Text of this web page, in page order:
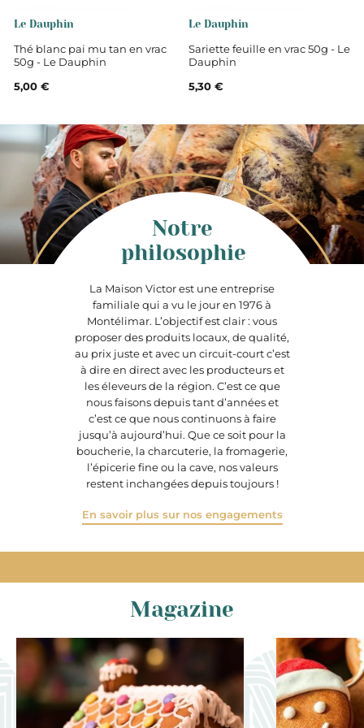
Le Dauphin
Thé blanc pai mu tan en vrac
50g - Le Dauphin
5,00 €
Le Dauphin
Sariette feuille en vrac 50g - Le
Dauphin
5,30 €
La Maison Victor est une entreprise
familiale qui a vu le jour en 1976 à
Montélimar. L’objectif est clair : vous
proposer des produits locaux, de qualité,
au prix juste et avec un circuit-court c’est
à dire en direct avec les producteurs et
les éleveurs de la région. C’est ce que
nous faisons depuis tant d’années et
c’est ce que nous continuons à faire
jusqu’à aujourd’hui. Que ce soit pour la
boucherie, la charcuterie, la fromagerie,
l’épicerie fine ou la cave, nos valeurs
restent inchangées depuis toujours !
En savoir plus sur nos engagements
Notre
philosophie
Magazine